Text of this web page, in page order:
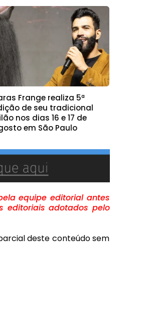
Frange realiza 5ª
de seu tradicional
nos dias 16 e 17 de
em São Paulo
equipe editorial antes
editoriais adotados pelo
deste conteúdo sem